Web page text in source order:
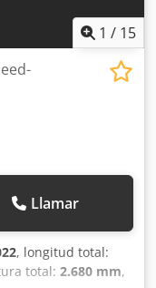
1 / 15
Llamar
, longitud total:
total: 2.680 mm,